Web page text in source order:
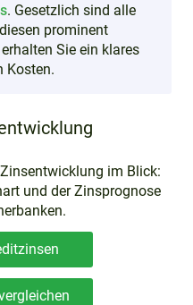
. Gesetzlich sind alle
prominent
Sie ein klares
Kosten.
im Blick:
und der Zinsprognose